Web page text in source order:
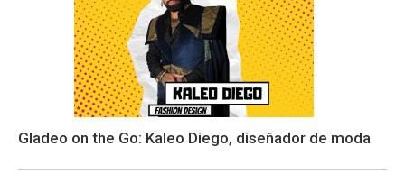
Gladeo on the Go: Kaleo Diego, diseñador de moda